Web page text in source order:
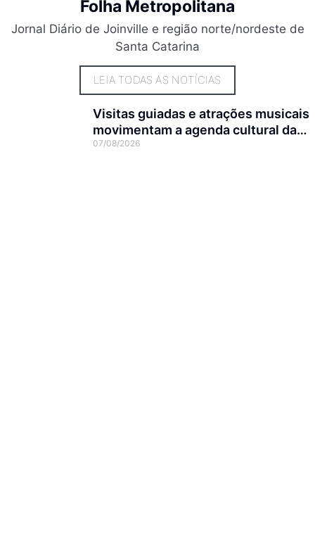
Folha Metropolitana
Jornal Diário de Joinville e região norte/nordeste de
Santa Catarina
LEIA TODAS AS NOTÍCIAS
Visitas guiadas e atrações musicais
movimentam a agenda cultural da
semana em Joinville
07/08/2026